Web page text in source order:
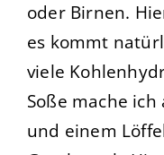
oder Birnen.
es kommt
viele
Soße mache
und einem